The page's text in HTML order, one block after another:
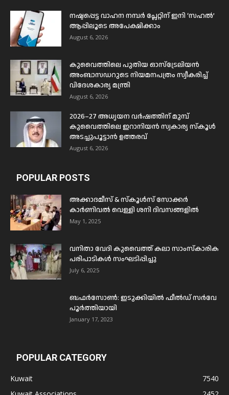
നഷ്ടപ്പെട്ട വാഹന നമ്പർ പ്ലേറ്റിന് ഇനി ‘സഹൽ’
ആപ്പിലൂടെ അപേക്ഷിക്കാം
August 6, 2026
കുവൈത്തിലെ പുതിയ ഓസ്ട്രേലിയൻ
അംബാസഡറുടെ നിയമനപത്രം സ്വീകരിച്ച്
വിദേശകാര്യ മന്ത്രി
August 6, 2026
2026–27 അധ്യയന വർഷത്തിന് മുമ്പ്
കുവൈത്തിലെ ഇറാനിയൻ സ്വകാര്യ സ്കൂൾ
അടച്ചുപൂട്ടാൻ ഉത്തരവ്
August 6, 2026
POPULAR POSTS
അക്കാദമീസ് & സ്കൂൾസ് സോക്കർ
കാർണിവൽ വെള്ളി ശനി ദിവസങ്ങളിൽ
May 1, 2025
വനിതാ വേദി കുവൈത്ത് കലാ സാംസ്കാരിക
പരിപാടികൾ സംഘടിപ്പിച്ചു
July 6, 2025
ബഫര്‍സോണ്‍: ഇടുക്കിയില്‍ ഫീല്‍ഡ് സര്‍വേ
പൂര്‍ത്തിയായി
January 17, 2023
POPULAR CATEGORY
Kuwait
7540